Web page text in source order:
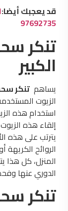
قد يعجبك أيضا:
97692735
تنكر
الكبير
يساهمتنكر سحب
الزيوت
استخدام هذه
إلقاء هذه
يترتب على هذه
الروائح الكريهة
المنزل، كل هذا
الدوري عنها
تنكر